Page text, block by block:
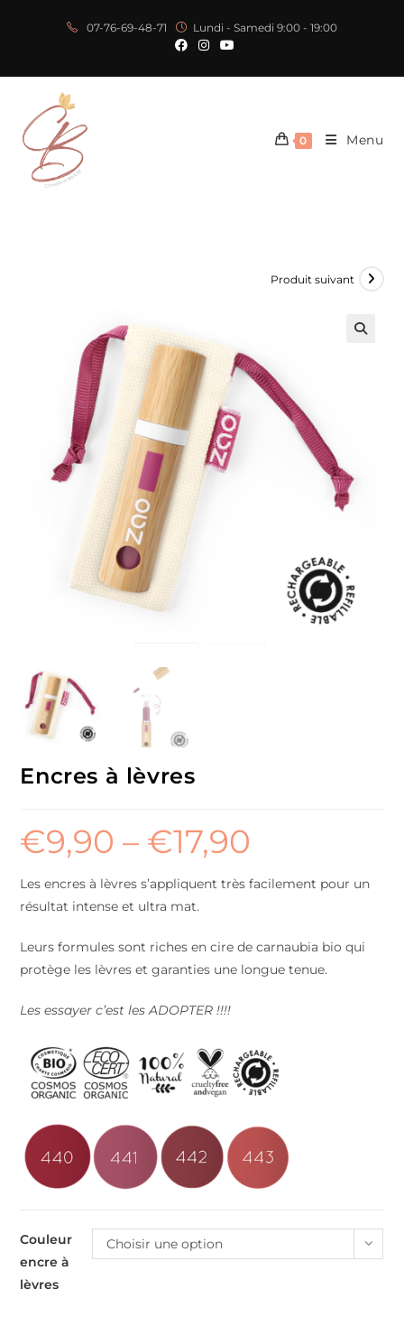
07-76-69-48-71 Lundi - Samedi 9:00 - 19:00
0 Menu
Produit suivant
Encres à lèvres
€9,90 – €17,90
Les encres à lèvres s’appliquent très facilement pour un
résultat intense et ultra mat.
Leurs formules sont riches en cire de carnaubia bio qui
protège les lèvres et garanties une longue tenue.
Les essayer c’est les ADOPTER !!!!
Couleur
encre à
lèvres
Choisir une option